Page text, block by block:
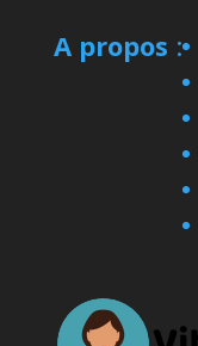
A propos :